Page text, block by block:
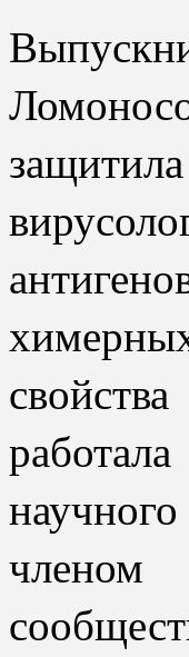
членом